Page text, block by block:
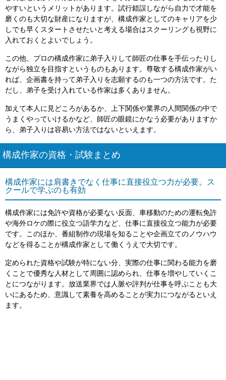
やすいというメリットがあります。試行錯誤しながら自力で才能を
磨くのも大切な財産になりますが、構成作家としてのキャリアを少
しでも早くスタートさせたいと考える場合はスクーリングも視野に
入れておくとよいでしょう。
この他、プロの構成作家に弟子入りして師匠の仕事を手伝ったりし
ながら独立を目指すというものもあります。尊敬する構成作家がい
れば、企画書を持って弟子入りを志願するのも一つの方法です。た
だし、弟子を受け入れている作家は多くありません。
加えて本人に見どころがあるか、上下関係や業界の人間関係の中で
うまくやっていけるかなど、師匠の眼鏡にかなう必要がありますか
ら、弟子入りは容易い方法ではないといえます。
構成作家の資格・試験まとめ
構成作家には肩書きでなく仕事に直接役立つ力が必要。ス
クールで学ぶのも有効
構成作家には免許や資格が必要ない反面、車移動のための運転免許
や海外ロケの際に役立つ語学力など、仕事に直接役立つ能力が必要
です。このほか、番組制作の現場を知ることや企画立てのノウハウ
などを得ることが構成作家として働くうえで大切です。
定められた資格や試験が特にない分、実際の仕事に関わる能力を磨
くことで優秀な人材として周囲に認められ、仕事を増やしていくこ
とにつながります。放送業界では人脈や評判が仕事を呼ぶことも大
いにあるため、意識して素養を高めることが実力につながるといえ
ます。